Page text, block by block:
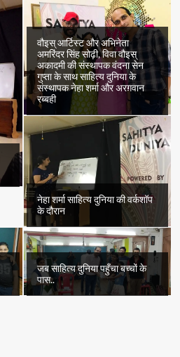
वौइस् आर्टिस्ट और अभिनेता
अमरिंदर सिंह सोढ़ी, विवा वौइस्
अकादमी की संस्थापक वंदना सेन
गुप्ता के साथ साहित्य दुनिया के
संस्थापक नेहा शर्मा और अरग़वान
रब्बही
नेहा शर्मा साहित्य दुनिया की वर्कशॉप
के दौरान
जब साहित्य दुनिया पहुँचा बच्चों के
पास..